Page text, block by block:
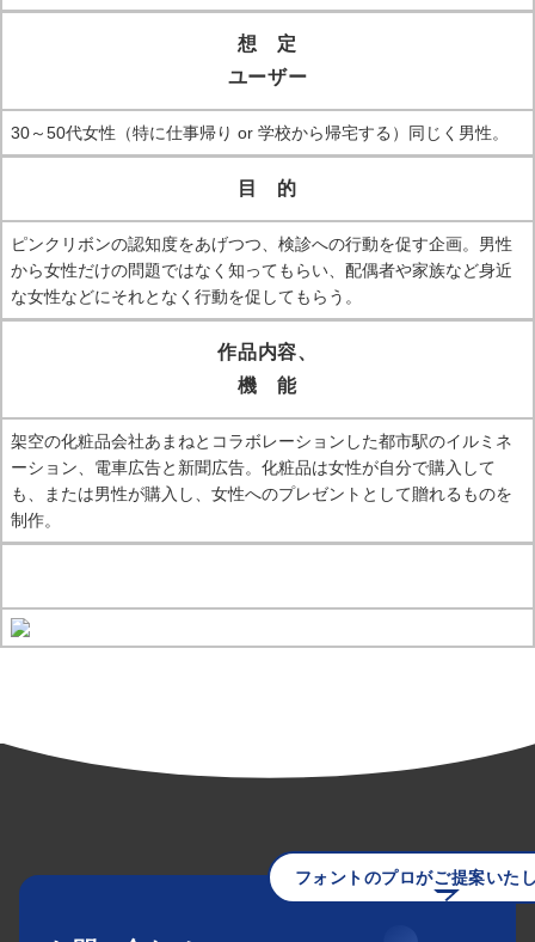
想 定
ユーザー
30～50代女性（特に仕事帰り or 学校から帰宅する）同じく男性。
目 的
ピンクリボンの認知度をあげつつ、検診への行動を促す企画。男性
から女性だけの問題ではなく知ってもらい、配偶者や家族など身近
な女性などにそれとなく行動を促してもらう。
作品内容、
機 能
架空の化粧品会社あまねとコラボレーションした都市駅のイルミネ
ーション、電車広告と新聞広告。化粧品は女性が自分で購入して
も、または男性が購入し、女性へのプレゼントとして贈れるものを
制作。
フォントのプロがご提案いた